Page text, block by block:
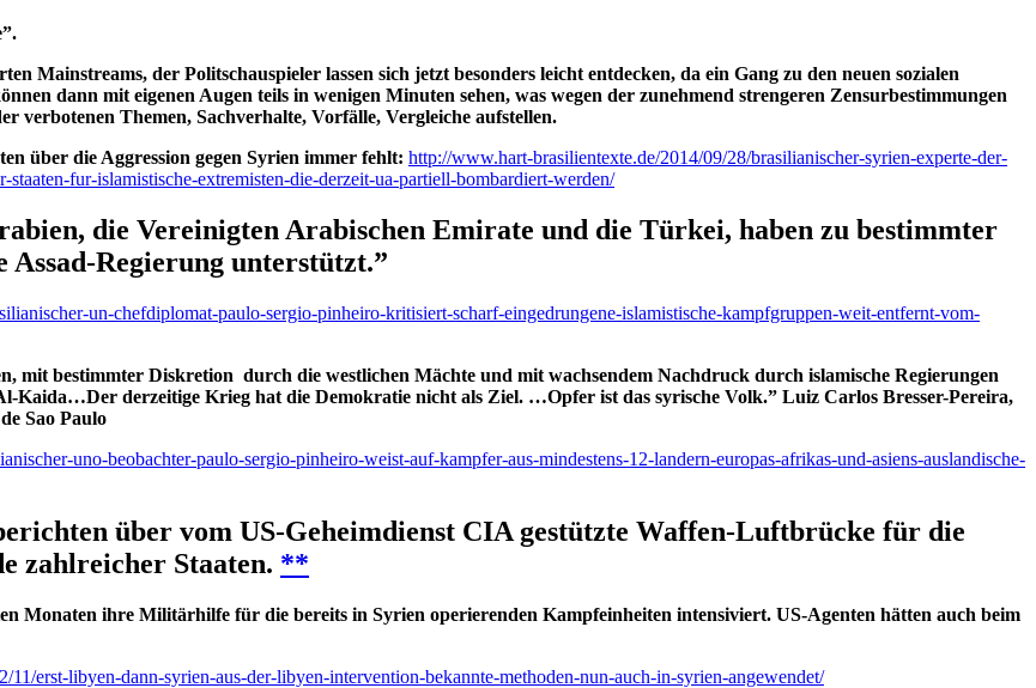
Mainstreams, der Politschauspieler lassen sich jetzt besonders leicht entdecken, da ein Gang zu den neuen sozialen
dann mit eigenen Augen teils in wenigen Minuten sehen, was wegen der zunehmend strengeren Zensurbestimmungen
verbotenen Themen, Sachverhalte, Vorfälle, Vergleiche aufstellen.
über die Aggression gegen Syrien immer fehlt: http://www.hart-brasilientexte.de/2014/09/28/brasilianischer-syrien-experte-der-
fur-islamistische-extremisten-die-derzeit-ua-partiell-bombardiert-werden/
die Vereinigten Arabischen Emirate und die Türkei, haben zu bestimmter
Regierung unterstützt.”
un-chefdiplomat-paulo-sergio-pinheiro-kritisiert-scharf-eingedrungene-islamistische-kampfgruppen-weit-entfernt-vom-
mit bestimmter Diskretion durch die westlichen Mächte und mit wachsendem Nachdruck durch islamische Regierungen
Kaida…Der derzeitige Krieg hat die Demokratie nicht als Ziel. …Opfer ist das syrische Volk.” Luiz Carlos Bresser-Pereira,
Sao Paulo
uno-beobachter-paulo-sergio-pinheiro-weist-auf-kampfer-aus-mindestens-12-landern-europas-afrikas-und-asiens-auslandische-
über vom US-Geheimdienst CIA gestützte Waffen-Luftbrücke für die
zahlreicher Staaten. **
Monaten ihre Militärhilfe für die bereits in Syrien operierenden Kampfeinheiten intensiviert. US-Agenten hätten auch beim
erst-libyen-dann-syrien-aus-der-libyen-intervention-bekannte-methoden-nun-auch-in-syrien-angewendet/